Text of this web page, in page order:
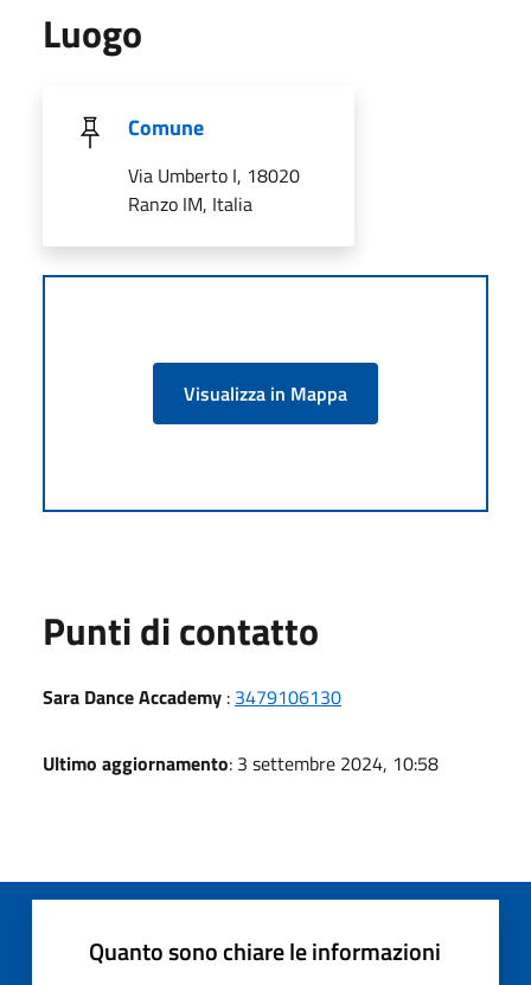
Luogo
Comune
Via Umberto I, 18020
Ranzo IM, Italia
Visualizza in Mappa
Punti di contatto
Sara Dance Accademy : 3479106130
Ultimo aggiornamento: 3 settembre 2024, 10:58
Quanto sono chiare le informazioni